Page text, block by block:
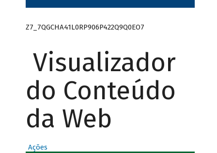
Z7_7QGCHA41L0RP906P422Q9Q0EO7
Visualizador
do Conteúdo
da Web
Ações